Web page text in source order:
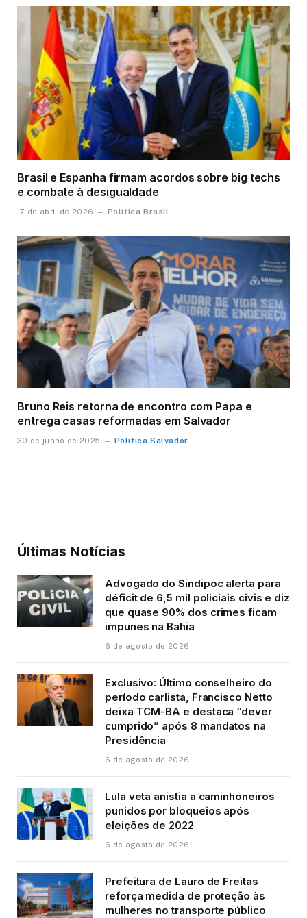
Brasil e Espanha firmam acordos sobre big techs
e combate à desigualdade
17 de abril de 2026 Política Brasil
Bruno Reis retorna de encontro com Papa e
entrega casas reformadas em Salvador
30 de junho de 2025 Política Salvador
Últimas Notícias
Advogado do Sindipoc alerta para
déficit de 6,5 mil policiais civis e diz
que quase 90% dos crimes ficam
impunes na Bahia
6 de agosto de 2026
Exclusivo: Último conselheiro do
período carlista, Francisco Netto
deixa TCM-BA e destaca “dever
cumprido” após 8 mandatos na
Presidência
6 de agosto de 2026
Lula veta anistia a caminhoneiros
punidos por bloqueios após
eleições de 2022
6 de agosto de 2026
Prefeitura de Lauro de Freitas
reforça medida de proteção às
mulheres no transporte público